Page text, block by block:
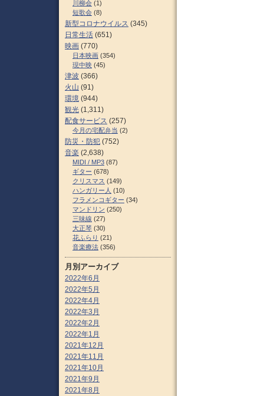
川柳会 (1)
短歌会 (8)
新型コロナウイルス (345)
日常生活 (651)
映画 (770)
日本映画 (354)
現中映 (45)
津波 (366)
火山 (91)
環境 (944)
観光 (1,311)
配食サービス (257)
今月の宅配弁当 (2)
防災・防犯 (752)
音楽 (2,638)
MIDI / MP3 (87)
ギター (678)
クリスマス (149)
ハンガリー人 (10)
フラメンコギター (34)
マンドリン (250)
三味線 (27)
大正琴 (30)
花ふらり (21)
音楽療法 (356)
月別アーカイブ
2022年6月
2022年5月
2022年4月
2022年3月
2022年2月
2022年1月
2021年12月
2021年11月
2021年10月
2021年9月
2021年8月